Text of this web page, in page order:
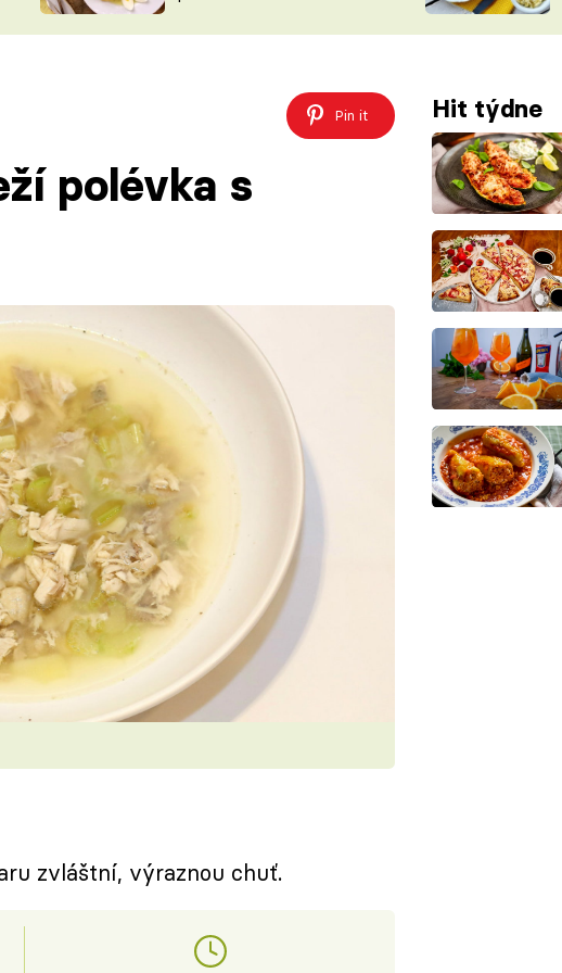
VYCHYTÁVKY
ŠÉFREDAKTORKY
ČASOPIS
Pin it Hit týdne
polévka s
zvláštní, výraznou chuť.